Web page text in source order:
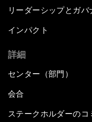
リーダーシップとガバ
インパクト
詳細
センター（部門）
会合
ステークホルダーのコ